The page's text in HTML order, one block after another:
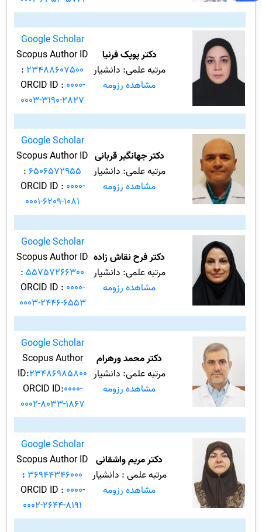
دکتر پوپک فرنیا
مرتبه علمی: دانشیار
مشاهده رزومه
Google Scholar
Scopus Author ID
: 23488607500
ORCID ID : 0000-
0003-3190-2827
دکتر جهانگیر قربانی
مرتبه علمی: دانشیار
مشاهده رزومه
Google Scholar
Scopus Author ID
: 6506572955
ORCID ID : 0000-
0001-6209-1081
دکتر فرح نقاش زاده
مرتبه علمی: دانشیار
مشاهده رزومه
Google Scholar
Scopus Author ID
: 55757266300
ORCID ID : 0000-
0003-2446-6553
دکتر محمد ورهرام
مرتبه علمی: دانشیار
مشاهده رزومه
Google Scholar
Scopus Author
ID:23486985800
ORCID ID:0000-
0002-8033-1867
دکتر مریم واشقانی
مرتبه علمی : دانشیار
مشاهده رزومه
Google Scholar
Scopus Author ID
: 36944346000
ORCID ID : 0000-
0002-2644-8191